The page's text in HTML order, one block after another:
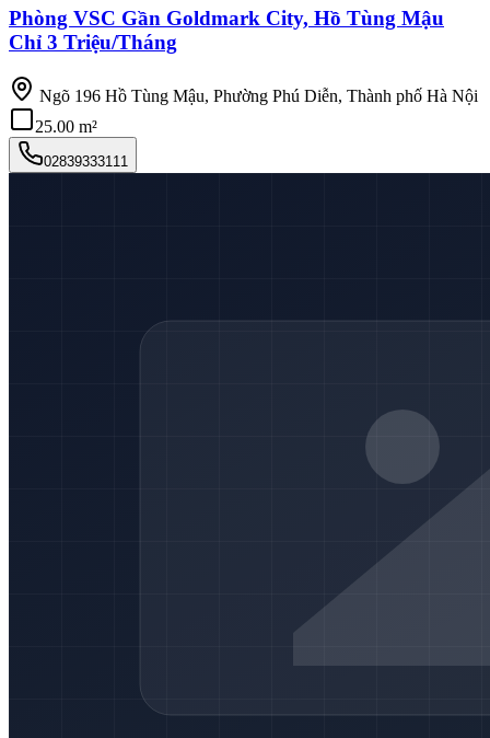
Phòng VSC Gần Goldmark City, Hồ Tùng Mậu
Chỉ 3 Triệu/Tháng
Ngõ 196 Hồ Tùng Mậu, Phường Phú Diễn, Thành phố Hà Nội
25.00 m²
02839333111